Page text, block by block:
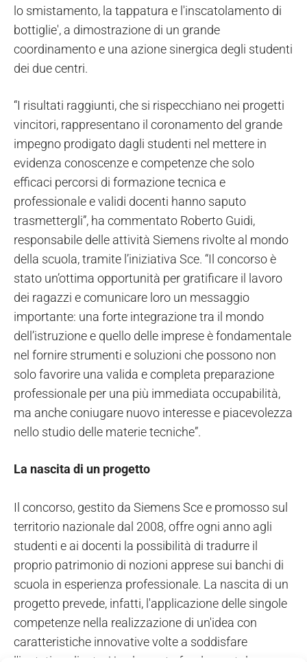
lo smistamento, la tappatura e l'inscatolamento di
bottiglie', a dimostrazione di un grande
coordinamento e una azione sinergica degli studenti
dei due centri.
“I risultati raggiunti, che si rispecchiano nei progetti
vincitori, rappresentano il coronamento del grande
impegno prodigato dagli studenti nel mettere in
evidenza conoscenze e competenze che solo
efficaci percorsi di formazione tecnica e
professionale e validi docenti hanno saputo
trasmettergli”, ha commentato Roberto Guidi,
responsabile delle attività Siemens rivolte al mondo
della scuola, tramite l’iniziativa Sce. “Il concorso è
stato un’ottima opportunità per gratificare il lavoro
dei ragazzi e comunicare loro un messaggio
importante: una forte integrazione tra il mondo
dell’istruzione e quello delle imprese è fondamentale
nel fornire strumenti e soluzioni che possono non
solo favorire una valida e completa preparazione
professionale per una più immediata occupabilità,
ma anche coniugare nuovo interesse e piacevolezza
nello studio delle materie tecniche”.
La nascita di un progetto
Il concorso, gestito da Siemens Sce e promosso sul
territorio nazionale dal 2008, offre ogni anno agli
studenti e ai docenti la possibilità di tradurre il
proprio patrimonio di nozioni apprese sui banchi di
scuola in esperienza professionale. La nascita di un
progetto prevede, infatti, l'applicazione delle singole
competenze nella realizzazione di un'idea con
caratteristiche innovative volte a soddisfare